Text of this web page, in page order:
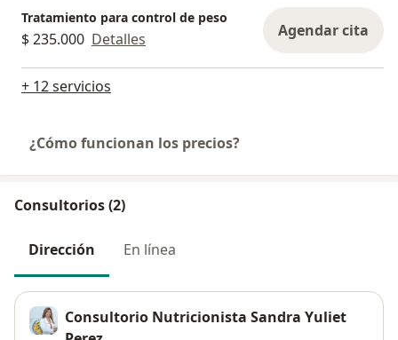
Tratamiento para control de peso
$ 235.000 Detalles Agendar cita
+ 12 servicios
¿Cómo funcionan los precios?
Consultorios (2)
Dirección En línea
Consultorio Nutricionista Sandra Yuliet